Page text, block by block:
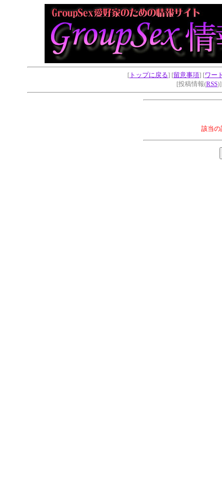
[ トップに戻る] [留意事項] [ワー
[投稿情報(RSS
該当の